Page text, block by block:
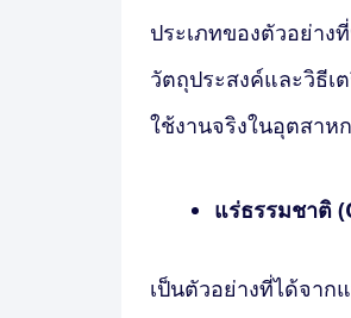
ประเภทของตัวอย่าง
วัตถุประสงค์และวิธี
ใช้งานจริงในอุตสาห
แร่ธรรมชาติ
เป็นตัวอย่างที่ได้จาก